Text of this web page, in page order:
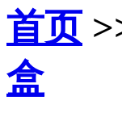
首页
盒